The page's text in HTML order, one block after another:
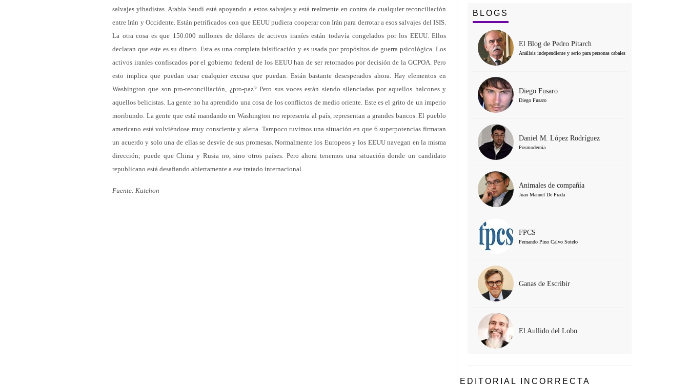
salvajes yihadistas. Arabia Saudí está apoyando a estos salvajes y está realmente en contra de cualquier reconciliación
entre Irán y Occidente. Están petrificados con que EEUU pudiera cooperar con Irán para derrotar a esos salvajes del ISIS.
La otra cosa es que 150.000 millones de dólares de activos iraníes están todavía congelados por los EEUU. Ellos
declaran que este es su dinero. Esta es una completa falsificación y es usada por propósitos de guerra psicológica. Los
activos iraníes confiscados por el gobierno federal de los EEUU han de ser retornados por decisión de la GCPOA. Pero
esto implica que puedan usar cualquier excusa que puedan. Están bastante desesperados ahora. Hay elementos en
Washington que son pro-reconciliación, ¿pro-paz? Pero sus voces están siendo silenciadas por aquellos halcones y
aquellos belicistas. La gente no ha aprendido una cosa de los conflictos de medio oriente. Este es el grito de un imperio
moribundo. La gente que está mandando en Washington no representa al país, representan a grandes bancos. El pueblo
americano está volviéndose muy consciente y alerta. Tampoco tuvimos una situación en que 6 superpotencias firmaran
un acuerdo y solo una de ellas se desvíe de sus promesas. Normalmente los Europeos y los EEUU navegan en la misma
dirección; puede que China y Rusia no, sino otros países. Pero ahora tenemos una situación donde un candidato
republicano está desafiando abiertamente a ese tratado internacional.
Fuente: Katehon
BLOGS
El Blog de Pedro Pitarch
Análisis independiente y serio para personas cabales
Diego Fusaro
Diego Fusaro
Daniel M. López Rodríguez
Posmodernia
Animales de compañía
Juan Manuel De Prada
FPCS
Fernando Pino Calvo Sotelo
Ganas de Escribir
El Aullido del Lobo
EDITORIAL INCORRECTA